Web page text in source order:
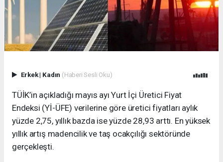
Erkek| Kadın (Haberi Sesli Oku)
TÜİK’in açıkladığı mayıs ayı Yurt İçi Üretici Fiyat
Endeksi (Yİ-ÜFE) verilerine göre üretici fiyatları aylık
yüzde 2,75, yıllık bazda ise yüzde 28,93 arttı. En yüksek
yıllık artış madencilik ve taş ocakçılığı sektöründe
gerçekleşti.